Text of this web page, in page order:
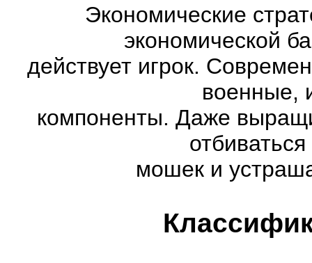
Экономические
экономической
действует игрок.
военные,
компоненты. Даже
мошек и